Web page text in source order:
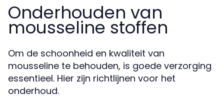
Onderhouden van
mousseline stoffen
Om de schoonheid en kwaliteit van
mousseline te behouden, is goede verzorging
essentieel. Hier zijn richtlijnen voor het
onderhoud.